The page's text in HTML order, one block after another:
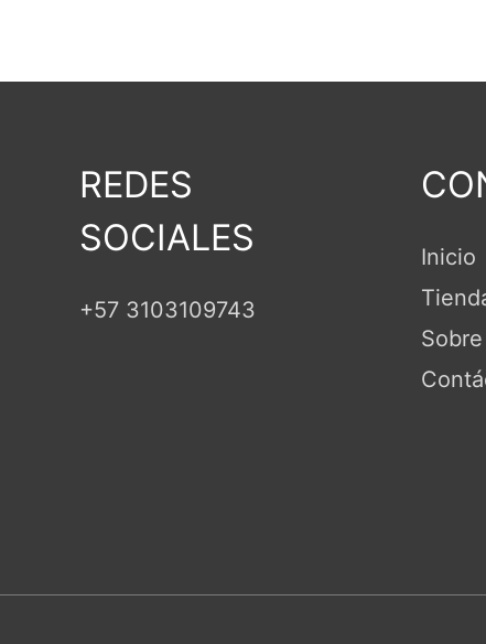
REDES
SOCIALES
+57 3103109743
Inicio